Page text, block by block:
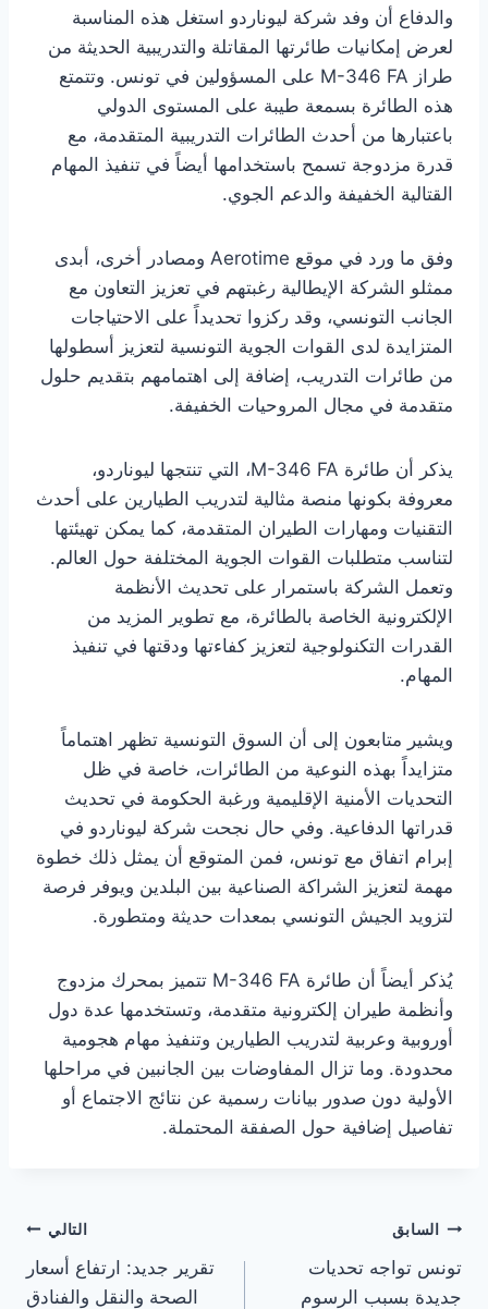
والدفاع أن وفد شركة ليوناردو استغل هذه المناسبة
لعرض إمكانيات طائرتها المقاتلة والتدريبية الحديثة من
طراز M-346 FA على المسؤولين في تونس. وتتمتع
هذه الطائرة بسمعة طيبة على المستوى الدولي
باعتبارها من أحدث الطائرات التدريبية المتقدمة، مع
قدرة مزدوجة تسمح باستخدامها أيضاً في تنفيذ المهام
القتالية الخفيفة والدعم الجوي.
وفق ما ورد في موقع Aerotime ومصادر أخرى، أبدى
ممثلو الشركة الإيطالية رغبتهم في تعزيز التعاون مع
الجانب التونسي، وقد ركزوا تحديداً على الاحتياجات
المتزايدة لدى القوات الجوية التونسية لتعزيز أسطولها
من طائرات التدريب، إضافة إلى اهتمامهم بتقديم حلول
متقدمة في مجال المروحيات الخفيفة.
يذكر أن طائرة M-346 FA، التي تنتجها ليوناردو،
معروفة بكونها منصة مثالية لتدريب الطيارين على أحدث
التقنيات ومهارات الطيران المتقدمة، كما يمكن تهيئتها
لتناسب متطلبات القوات الجوية المختلفة حول العالم.
وتعمل الشركة باستمرار على تحديث الأنظمة
الإلكترونية الخاصة بالطائرة، مع تطوير المزيد من
القدرات التكنولوجية لتعزيز كفاءتها ودقتها في تنفيذ
المهام.
ويشير متابعون إلى أن السوق التونسية تظهر اهتماماً
متزايداً بهذه النوعية من الطائرات، خاصة في ظل
التحديات الأمنية الإقليمية ورغبة الحكومة في تحديث
قدراتها الدفاعية. وفي حال نجحت شركة ليوناردو في
إبرام اتفاق مع تونس، فمن المتوقع أن يمثل ذلك خطوة
مهمة لتعزيز الشراكة الصناعية بين البلدين ويوفر فرصة
لتزويد الجيش التونسي بمعدات حديثة ومتطورة.
يُذكر أيضاً أن طائرة M-346 FA تتميز بمحرك مزدوج
وأنظمة طيران إلكترونية متقدمة، وتستخدمها عدة دول
أوروبية وعربية لتدريب الطيارين وتنفيذ مهام هجومية
محدودة. وما تزال المفاوضات بين الجانبين في مراحلها
الأولية دون صدور بيانات رسمية عن نتائج الاجتماع أو
تفاصيل إضافية حول الصفقة المحتملة.
تصفّح
المقالات
السابق
تونس تواجه تحديات
جديدة بسبب الرسوم
التالي
تقرير جديد: ارتفاع أسعار
الصحة والنقل والفنادق